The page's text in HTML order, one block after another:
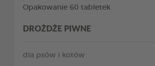
Opakowanie 60 tabletek
DROŻDŻE PIWNE
dla psów i kotów